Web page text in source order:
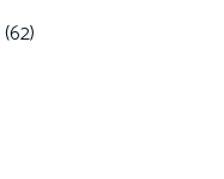
(62)